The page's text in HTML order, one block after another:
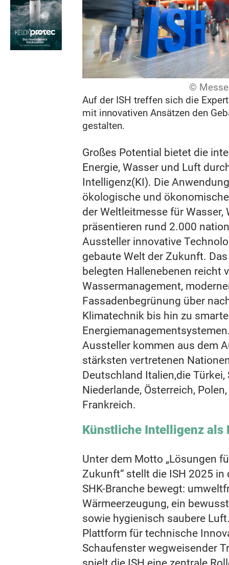
©
Auf der ISH treffen sich die
mit innovativen Ansätzen den
gestalten.
Großes Potential bietet die
Energie, Wasser und Luft
Intelligenz(KI). Die
ökologische und
der Weltleitmesse für Wasser,
präsentieren rund 2.000
Aussteller innovative
gebaute Welt der Zukunft.
belegten Hallenebenen reicht
Wassermanagement,
Fassadenbegrünung über
Klimatechnik bis hin zu
Aussteller kommen aus dem
stärksten vertretenen
Deutschland Italien,die Türkei,
Niederlande, Österreich,
Frankreich.
Künstliche Intelligenz als
Unter dem Motto „Lösungen
Zukunft“ stellt die ISH 2025
SHK-Branche bewegt:
Wärmeerzeugung, ein
sowie hygienisch saubere
Plattform für technische
Schaufenster wegweisender